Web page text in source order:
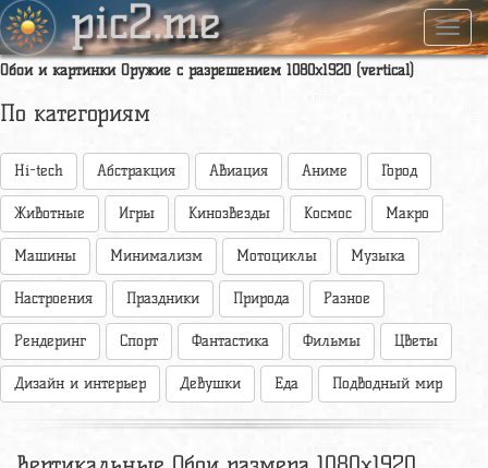
pic2.me
Обои и картинки Оружие с разрешением 1080x1920 (vertical)
По категориям
Hi-tech Абстракция Авиация Аниме Город
Животные Игры Кинозвезды Космос Макро
Машины Минимализм Мотоциклы Музыка
Настроения Праздники Природа Разное
Рендеринг Спорт Фантастика Фильмы Цветы
Дизайн и интерьер Девушки Еда Подводный мир